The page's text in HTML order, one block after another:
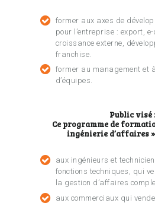
former aux axes de
pour l’entreprise : export, e-
croissance externe,
franchise.
former au management et
d’équipes.
Public visé :
Ce programme de
ingénierie d’affaires »
aux ingénieurs et
fonctions techniques, qui
la gestion d’affaires
aux commerciaux qui